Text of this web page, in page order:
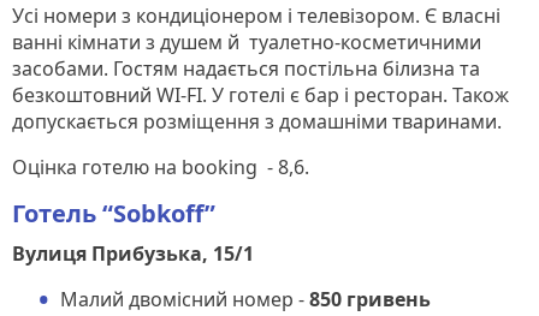
Усі номери з кондиціонером і телевізором. Є власні
ванні кімнати з душем й туалетно-косметичними
засобами. Гостям надається постільна білизна та
безкоштовний WI-FI. У готелі є бар і ресторан. Також
допускається розміщення з домашніми тваринами.
Оцінка готелю на booking - 8,6.
Готель “Sobkoff”
Вулиця Прибузька, 15/1
Малий двомісний номер -850 гривень